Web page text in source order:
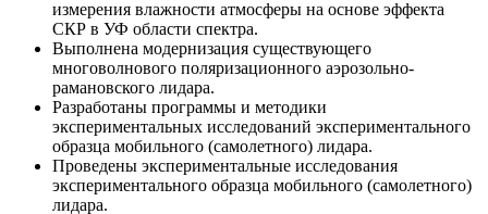
измерения влажности атмосферы на основе эффекта
СКР в УФ области спектра.
Выполнена модернизация существующего
многоволнового поляризационного аэрозольно-
рамановского лидара.
Разработаны программы и методики
экспериментальных исследований экспериментального
образца мобильного (самолетного) лидара.
Проведены экспериментальные исследования
экспериментального образца мобильного (самолетного)
лидара.